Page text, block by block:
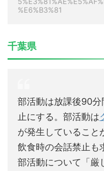
%E6%B3%81
千葉県
部活動は放課後90
止にする。部活動は
が発生していること
飲食時の会話禁止も
部活動について「厳